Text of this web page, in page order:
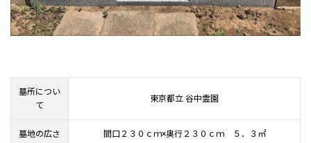
墓所につい
て
東京都立 谷中霊園
墓地の広さ 間口２３０ｃｍ×奥行２３０ｃｍ ５．３㎡